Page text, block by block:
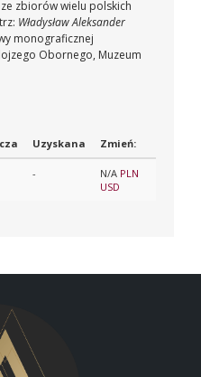
zbiorów wielu polskich
Władysław Aleksander
monograficznej
Obornego, Muzeum
Uzyskana Zmień:
- N/A PLN
USD